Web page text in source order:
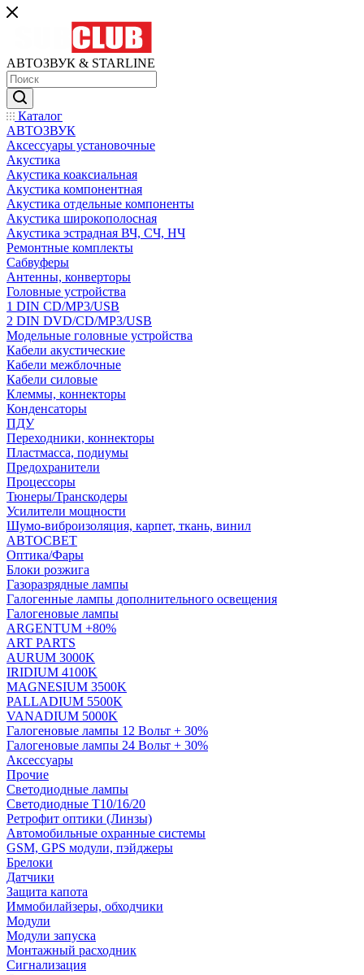
АВТОЗВУК & STARLINE
Каталог
АВТОЗВУК
Аксессуары установочные
Акустика
Акустика коаксиальная
Акустика компонентная
Акустика отдельные компоненты
Акустика широкополосная
Акустика эстрадная ВЧ, СЧ, НЧ
Ремонтные комплекты
Сабвуферы
Антенны, конверторы
Головные устройства
1 DIN CD/MP3/USB
2 DIN DVD/CD/MP3/USB
Модельные головные устройства
Кабели акустические
Кабели межблочные
Кабели силовые
Клеммы, коннекторы
Конденсаторы
ПДУ
Переходники, коннекторы
Пластмасса, подиумы
Предохранители
Процессоры
Тюнеры/Транскодеры
Усилители мощности
Шумо-виброизоляция, карпет, ткань, винил
АВТОСВЕТ
Оптика/Фары
Блоки розжига
Газоразрядные лампы
Галогенные лампы дополнительного освещения
Галогеновые лампы
ARGENTUM +80%
ART PARTS
AURUM 3000K
IRIDIUM 4100K
MAGNESIUM 3500K
PALLADIUM 5500K
VANADIUM 5000K
Галогеновые лампы 12 Вольт + 30%
Галогеновые лампы 24 Вольт + 30%
Аксессуары
Прочие
Светодиодные лампы
Светодиодные Т10/16/20
Ретрофит оптики (Линзы)
Автомобильные охранные системы
GSM, GPS модули, пэйджеры
Брелоки
Датчики
Защита капота
Иммобилайзеры, обходчики
Модули
Модули запуска
Монтажный расходник
Сигнализация